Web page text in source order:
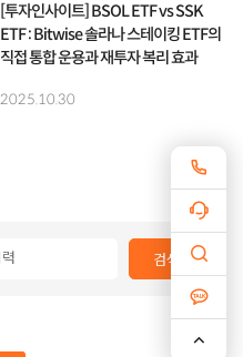
[투자인사이트] BSOL ETF vs SSK
ETF : Bitwise 솔라나 스테이킹 ETF의
직접 통합 운용과 재투자 복리 효과
2025.10.30
검색